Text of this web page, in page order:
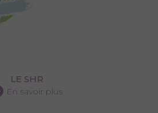
LE SHR
En savoir plus